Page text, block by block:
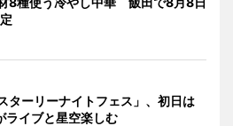
ターリーナイトフェス」、初日は
イブと星空楽しむ